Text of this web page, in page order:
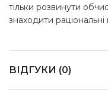
тільки розвинути
знаходити
ВІДГУКИ (0)